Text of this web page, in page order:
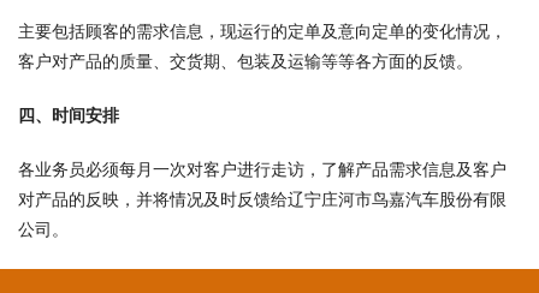
主要包括顾客的需求信息，现运行的定单及意向定单的变化情况，
客户对产品的质量、交货期、包装及运输等等各方面的反馈。
四、时间安排
各业务员必须每月一次对客户进行走访，了解产品需求信息及客户
对产品的反映，并将情况及时反馈给辽宁庄河市鸟嘉汽车股份有限
公司。